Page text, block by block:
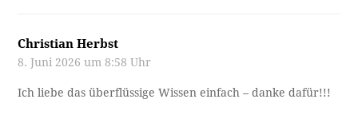
Christian Herbst
8. Juni 2026 um 8:58 Uhr
Ich liebe das überflüssige Wissen einfach – danke dafür!!!